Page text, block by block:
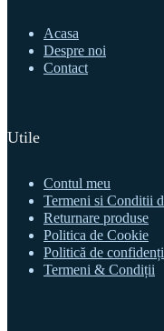
Acasa
Despre noi
Contact
Utile
Contul meu
Termeni si Conditii
Returnare produse
Politica de Cookie
Politică de
Termeni & Condiții